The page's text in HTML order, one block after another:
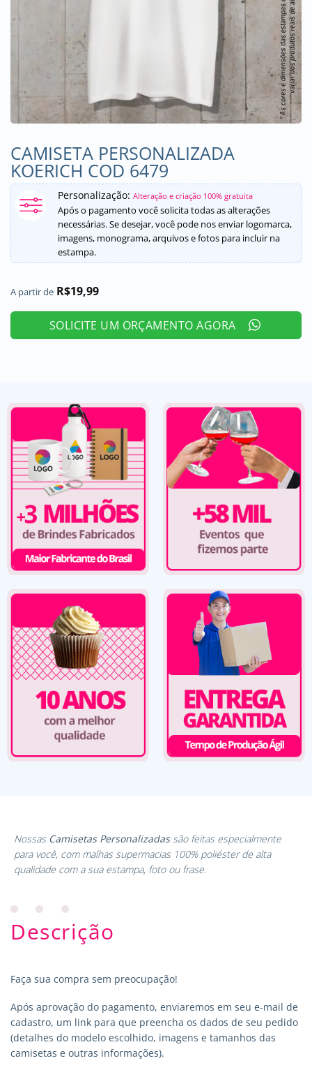
CAMISETA PERSONALIZADA
KOERICH COD 6479
Personalização: Alteração e criação 100% gratuita
Após o pagamento você solicita todas as alterações
necessárias. Se desejar, você pode nos enviar logomarca,
imagens, monograma, arquivos e fotos para incluir na
estampa.
A partir de R$19,99
SOLICITE UM ORÇAMENTO AGORA
Nossas Camisetas Personalizadassão feitas especialmente
para você, com malhas supermacias 100% poliéster de alta
qualidade com a sua estampa, foto ou frase.
Descrição
Faça sua compra sem preocupação!
Após aprovação do pagamento, enviaremos em seu e-mail de
cadastro, um link para que preencha os dados de seu pedido
(detalhes do modelo escolhido, imagens e tamanhos das
camisetas e outras informações).